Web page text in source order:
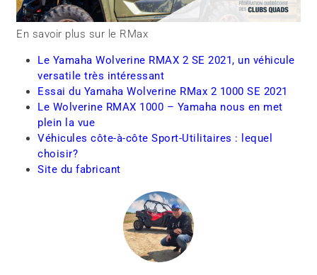
En savoir plus sur le RMax
Le Yamaha Wolverine RMAX 2 SE 2021, un véhicule
versatile très intéressant
Essai du Yamaha Wolverine RMax 2 1000 SE 2021
Le Wolverine RMAX 1000 – Yamaha nous en met
plein la vue
Véhicules côte-à-côte Sport-Utilitaires : lequel
choisir?
Site du fabricant